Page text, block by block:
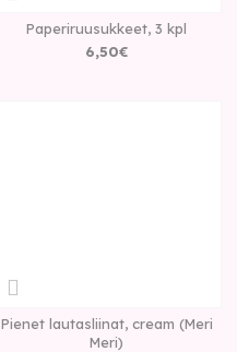
Paperiruusukkeet, 3 kpl
6,50€
Pienet lautasliinat, cream (Meri
Meri)